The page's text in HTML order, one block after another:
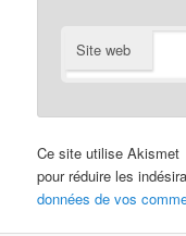
Site web
Ce site utilise Akismet
pour réduire les
données de vos